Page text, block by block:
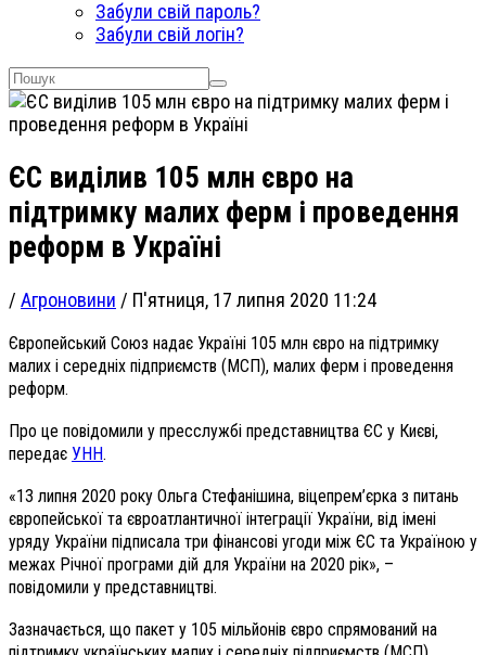
Забули свій пароль?
Забули свій логін?
ЄС виділив 105 млн євро на
підтримку малих ферм і проведення
реформ в Україні
/ Агроновини / П'ятниця, 17 липня 2020 11:24
Європейський Союз надає Україні 105 млн євро на підтримку
малих і середніх підприємств (МСП), малих ферм і проведення
реформ.
Про це повідомили у пресслужбі представництва ЄС у Києві,
передає УНН.
«13 липня 2020 року Ольга Стефанішина, віцепрем’єрка з питань
європейської та євроатлантичної інтеграції України, від імені
уряду України підписала три фінансові угоди між ЄС та Україною у
межах Річної програми дій для України на 2020 рік», –
повідомили у представництві.
Зазначається, що пакет у 105 мільйонів євро спрямований на